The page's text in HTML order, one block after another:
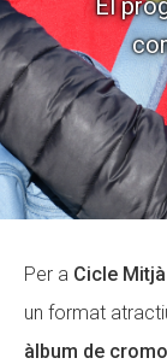
El
Per a Cicle
un format
àlbum de